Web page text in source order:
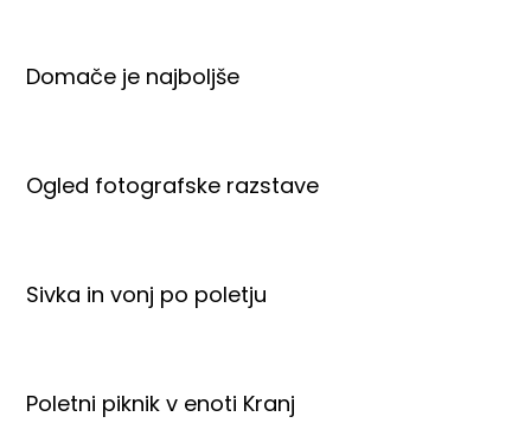
Domače je najboljše
Ogled fotografske razstave
Sivka in vonj po poletju
Poletni piknik v enoti Kranj